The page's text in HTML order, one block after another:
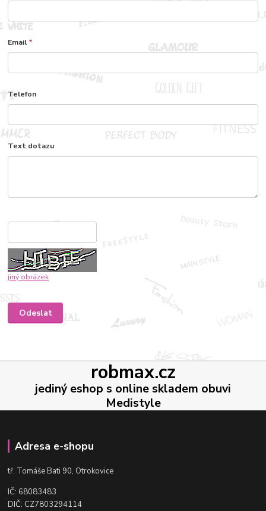
Email *
Telefon
Text dotazu
jiný obrázek
robmax.cz
jediný eshop s online skladem obuvi
Medistyle
Adresa e-shopu
tř. Tomáše Bati 90, Otrokovice
IČ: 68083483
DIČ: CZ7803294114